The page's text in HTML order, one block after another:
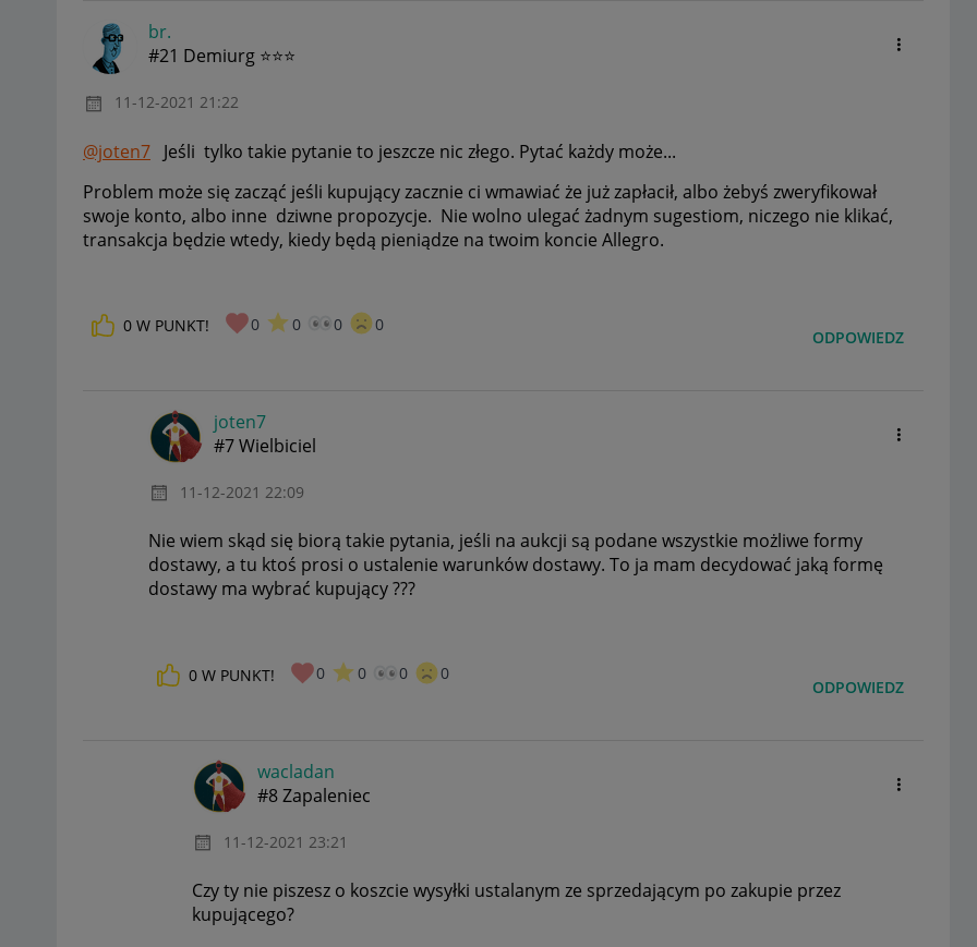
br.
#21 Demiurg ⭐⭐⭐
‎11-12-2021 21:22
@joten7 Jeśli tylko takie pytanie to jeszcze nic złego. Pytać każdy może...
Problem może się zacząć jeśli kupujący zacznie ci wmawiać że już zapłacił, albo żebyś zweryfikował
swoje konto, albo inne dziwne propozycje. Nie wolno ulegać żadnym sugestiom, niczego nie klikać,
transakcja będzie wtedy, kiedy będą pieniądze na twoim koncie Allegro.
0 W PUNKT! 0 0 0 0
ODPOWIEDZ
joten7
#7 Wielbiciel
‎11-12-2021 22:09
Nie wiem skąd się biorą takie pytania, jeśli na aukcji są podane wszystkie możliwe formy
dostawy, a tu ktoś prosi o ustalenie warunków dostawy. To ja mam decydować jaką formę
dostawy ma wybrać kupujący ???
0 W PUNKT! 0 0 0 0
ODPOWIEDZ
wacladan
#8 Zapaleniec
‎11-12-2021 23:21
Czy ty nie piszesz o koszcie wysyłki ustalanym ze sprzedającym po zakupie przez
kupującego?